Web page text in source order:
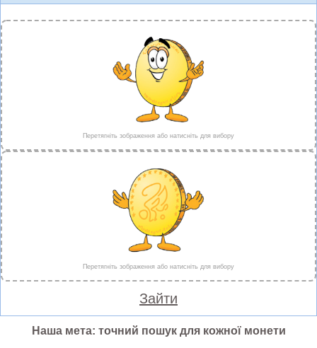
Перетягніть зображення або натисніть для вибору
Перетягніть зображення або натисніть для вибору
Зайти
Наша мета: точний пошук для кожної монети